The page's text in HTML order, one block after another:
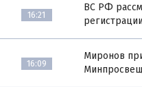
16:21
ВС РФ
16:09
Миронов